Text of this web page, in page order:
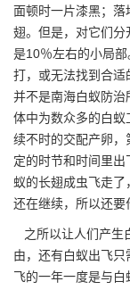
面顿时一片漆黑；
翅。但是，对它们分
是10％左右的小局
打，或无法找到合适
并不是南海白蚁防
体中为数众多的白
续不时的交配产卵
定的时节和时间里
蚁的长翅成虫飞走了
还在继续，所以还要
之所以让人们产生
由，还有白蚁出飞
飞的一年一度是与